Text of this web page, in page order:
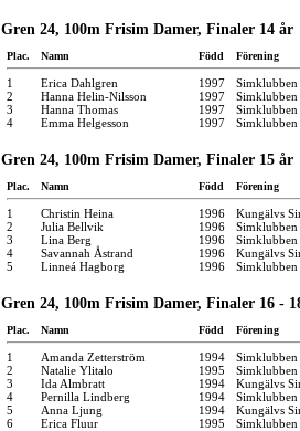
Gren 24, 100m Frisim Damer, Finaler 14 år
Plac. Namn Född Förening
1 Erica Dahlgren 1997
Simklubben
2
Hanna Helin-Nilsson 1997
3
Hanna Thomas 1997
4
Emma Helgesson 1997
Gren 24, 100m Frisim Damer, Finaler 15 år
Plac. Namn Född Förening
1 Christin Heina 1996
Kungälvs
2
Julia Bellvik 1996
Simklubben
3
Lina Berg 1996
Simklubben
4
Savannah Åstrand 1996
Kungälvs
5
Linneá Hagborg 1996
Gren 24, 100m Frisim Damer, Finaler 16 -
Plac. Namn Född Förening
1 Amanda Zetterström 1994
Simklubben
2
Natalie Ylitalo 1995
Simklubben
3
Ida Almbratt 1994
Kungälvs
4
Pernilla Lindberg 1994
Simklubben
5
Anna Ljung 1994
Kungälvs
6
Erica Fluur 1995